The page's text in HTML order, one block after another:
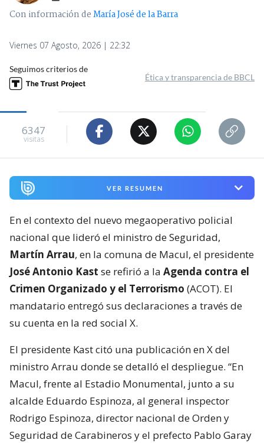
Con información deMaría José de la Barra
Viernes 07 Agosto, 2026 | 22:32
Seguimos criterios de
Ética y transparencia de BBCL
6347
visitas
VER RESUMEN
En el contexto del nuevo megaoperativo policial
nacional que lideró el ministro de Seguridad,
Martín Arrau, en la comuna de Macul, el presidente
José Antonio Kast se refirió a la Agenda contra el
Crimen Organizado y el Terrorismo (ACOT). El
mandatario entregó sus declaraciones a través de
su cuenta en la red social X.
El presidente Kast citó una publicación en X del
ministro Arrau donde se detalló el despliegue. “En
Macul, frente al Estadio Monumental, junto a su
alcalde Eduardo Espinoza, al general inspector
Rodrigo Espinoza, director nacional de Orden y
Seguridad de Carabineros y el prefecto Pablo Garay